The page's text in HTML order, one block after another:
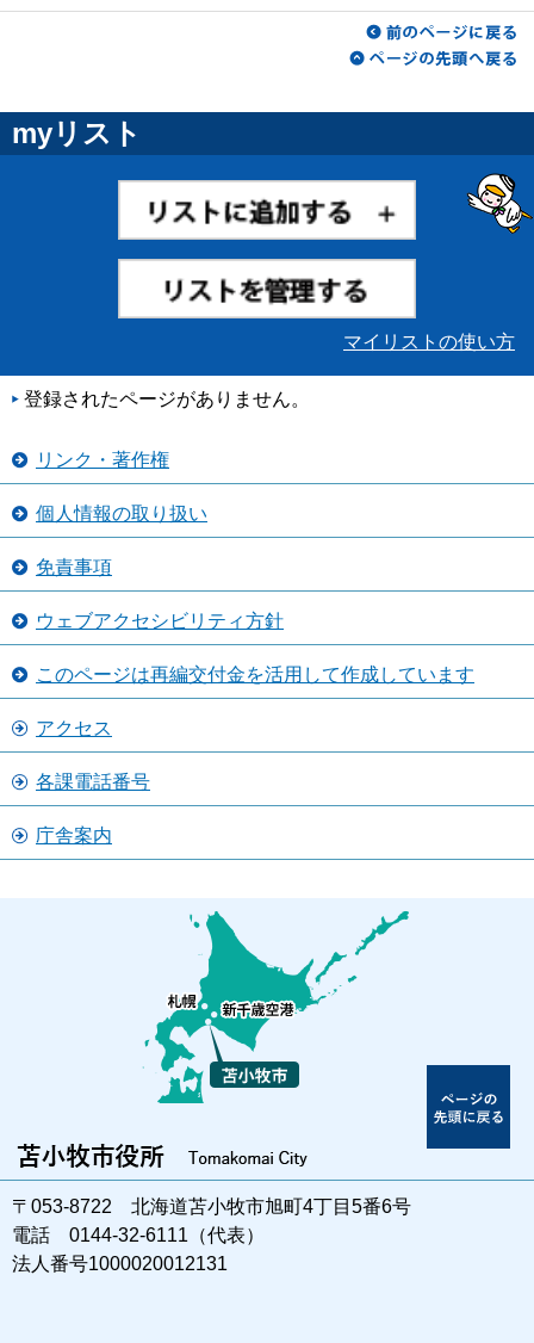
myリスト
マイリストの使い方
登録されたページがありません。
リンク・著作権
個人情報の取り扱い
免責事項
ウェブアクセシビリティ方針
このページは再編交付金を活用して作成しています
アクセス
各課電話番号
庁舎案内
〒053-8722 北海道苫小牧市旭町4丁目5番6号
電話 0144-32-6111（代表）
法人番号1000020012131